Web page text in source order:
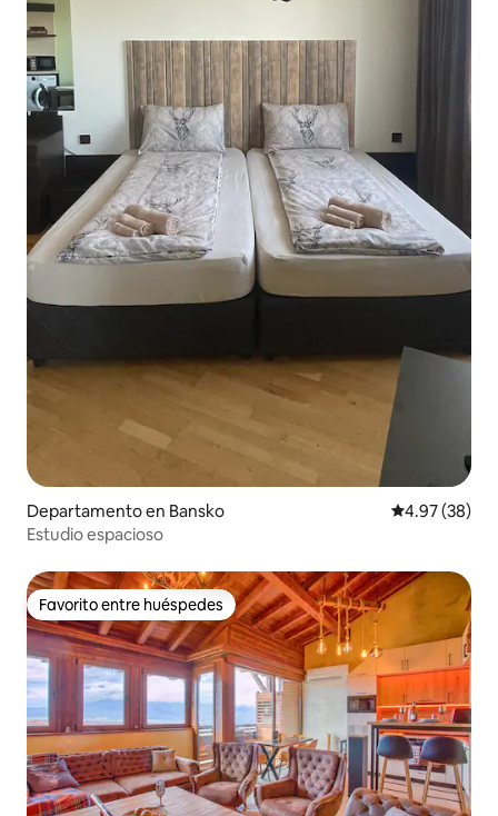
Departamento en Bansko Calificación
4.97 (38)
Estudio espacioso
Favorito entre huéspedes
Favorito entre huéspedes